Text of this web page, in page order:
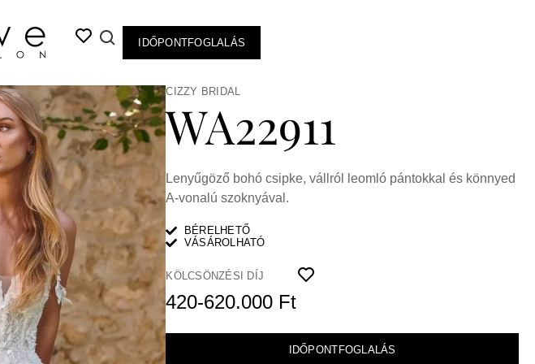
IDŐPONTFOGLALÁS
CIZZY BRIDAL
WA22911
Lenyűgöző bohó csipke, vállról leomló pántokkal és könnyed
A-vonalú szoknyával.
BÉRELHETŐ
VÁSÁROLHATÓ
KÖLCSÖNZÉSI DÍJ
420-620.000 Ft
IDŐPONTFOGLALÁS